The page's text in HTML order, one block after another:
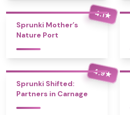
4.1★
Sprunki Mother’s
Nature Port
4.9★
Sprunki Shifted:
Partners in Carnage